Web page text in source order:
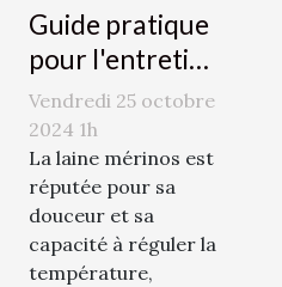
Guide pratique
pour l'entretien
des châles en
laine mérinos
Vendredi 25 octobre
2024 1h
La laine mérinos est
réputée pour sa
douceur et sa
capacité à réguler la
température,